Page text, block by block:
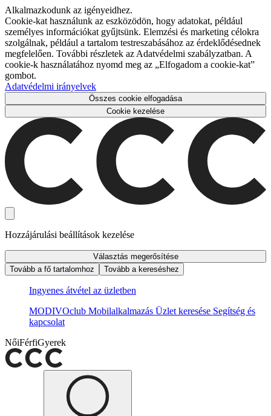
Alkalmazkodunk az igényeidhez.
Cookie-kat használunk az eszközödön, hogy adatokat, például
személyes információkat gyűjtsünk. Elemzési és marketing célokra
szolgálnak, például a tartalom testreszabásához az érdeklődésednek
megfelelően. További részletek az Adatvédelmi szabályzatban. A
cookie-k használatához nyomd meg az „Elfogadom a cookie-kat”
gombot.
Adatvédelmi irányelvek
Összes cookie elfogadása
Cookie kezelése
Hozzájárulási beállítások kezelése
Választás megerősítése
Tovább a fő tartalomhoz
Tovább a kereséshez
Ingyenes átvétel az üzletben
MODIVOclub Mobilalkalmazás Üzlet keresése Segítség és
kapcsolat
NőiFérfiGyerek